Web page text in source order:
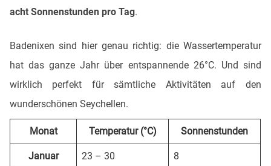
acht Sonnenstunden pro Tag.
Badenixen sind hier genau richtig: die Wassertemperatur
hat das ganze Jahr über entspannende 26°C. Und sind
wirklich perfekt für sämtliche Aktivitäten auf den
wunderschönen Seychellen.
Monat Temperatur (°C) Sonnenstunden
Januar 23 – 30 8